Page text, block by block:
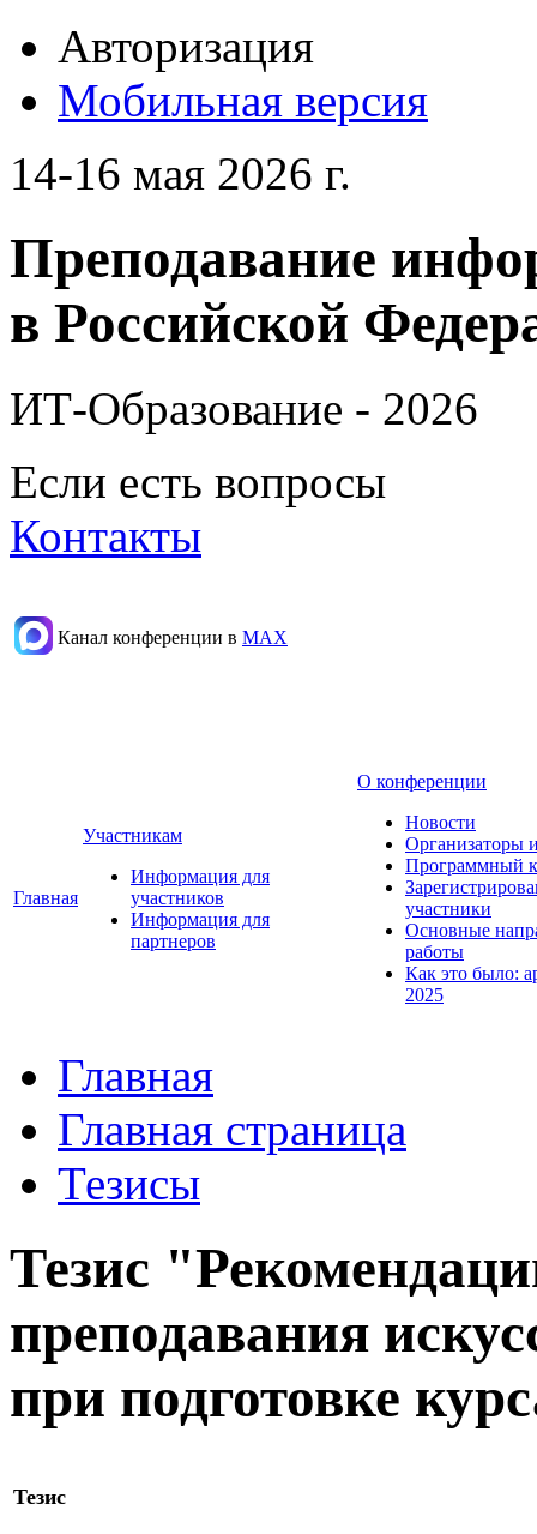
Авторизация
Мобильная версия
14-16 мая 2026 г.
Преподавание
в Российской
ИТ-Образование - 2026
Если есть вопросы
Контакты
Канал конференции в МАХ
Главная
Участникам
Информация для
участников
Информация для
партнеров
О конференции
Новости
Организаторы
Программный
участники
Основные
работы
Как это было:
2025
Главная
Главная страница
Тезисы
Тезис
преподавания
при подготовке
Тезис